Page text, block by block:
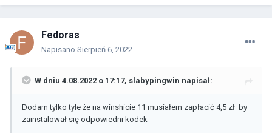
Fedoras
Napisano Sierpień 6, 2022
W dniu 4.08.2022 o 17:17, slabypingwin napisał:
Dodam tylko tyle że na winshicie 11 musiałem zapłacić 4,5 zł by
zainstalował się odpowiedni kodek